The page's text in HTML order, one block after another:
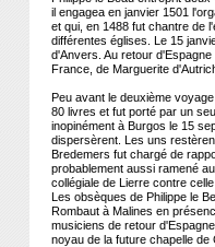
il engagea en janvier 1501
et qui, en 1488 fut chantre de
différentes églises. Le 15
d'Anvers. Au retour
France, de Marguerite
Peu avant le deuxième
80 livres et fut porté par un
inopinément à Burgos le 15
dispersèrent. Les uns
Bredemers fut chargé de
probablement aussi ramené
collégiale de Lierre contre
Les obsèques de Philippe le
Rombaut à Malines en
musiciens de retour
noyau de la future chapelle de